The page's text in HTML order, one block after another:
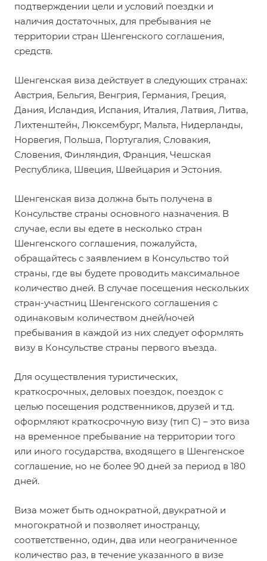
подтверждении цели и условий поездки и
наличия достаточных, для пребывания не
территории стран Шенгенского соглашения,
средств.
Шенгенская виза действует в следующих странах:
Австрия, Бельгия, Венгрия, Германия, Греция,
Дания, Исландия, Испания, Италия, Латвия, Литва,
Лихтенштейн, Люксембург, Мальта, Нидерланды,
Норвегия, Польша, Португалия, Словакия,
Словения, Финляндия, Франция, Чешская
Республика, Швеция, Швейцария и Эстония.
Шенгенская виза должна быть получена в
Консульстве страны основного назначения. В
случае, если вы едете в несколько стран
Шенгенского соглашения, пожалуйста,
обращайтесь с заявлением в Консульство той
страны, где вы будете проводить максимальное
количество дней. В случае посещения нескольких
стран-участниц Шенгенского соглашения с
одинаковым количеством дней/ночей
пребывания в каждой из них следует оформлять
визу в Консульстве страны первого въезда.
Для осуществления туристических,
краткосрочных, деловых поездок, поездок с
целью посещения родственников, друзей и т.д.
оформляют краткосрочную визу (тип С) – это виза
на временное пребывание на территории того
или иного государства, входящего в Шенгенское
соглашение, но не более 90 дней за период в 180
дней.
Виза может быть однократной, двукратной и
многократной и позволяет иностранцу,
соответственно, один, два или неограниченное
количество раз, в течение указанного в визе